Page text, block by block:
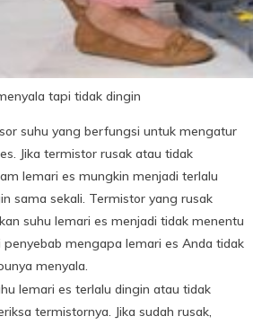
tapi tidak dingin
suhu yang berfungsi untuk mengatur
Jika termistor rusak atau tidak
lemari es mungkin menjadi terlalu
sama sekali. Termistor yang rusak
suhu lemari es menjadi tidak menentu
mengapa lemari es Anda tidak
menyala.
lemari es terlalu dingin atau tidak
termistornya. Jika sudah rusak,